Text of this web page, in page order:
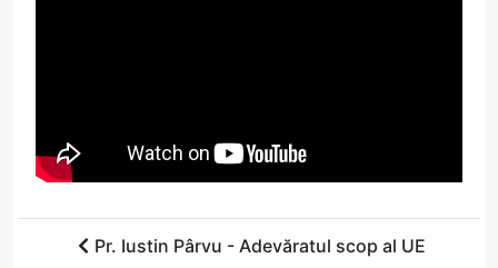
Pr. Iustin Pârvu - Adevăratul scop al UE